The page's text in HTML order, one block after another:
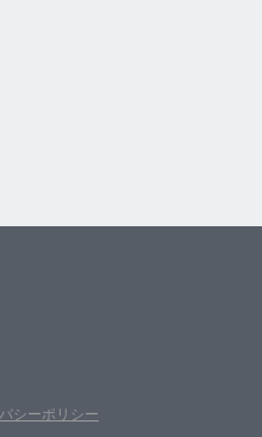
シーポリシー